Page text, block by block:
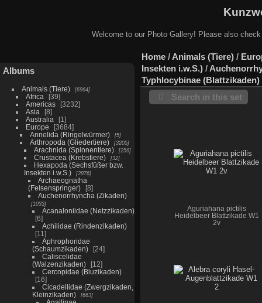
Welcome to our Photo Gallery! Please also
Albums
Animals (Tiere) 6964
Africa
39
Americas
3232
Asia
8
Australia
1
Europe
3684
Annelida (Ringelwürmer)
5
Arthropoda (Gliedertiere) 3205
Arachnida (Spinnentiere) 256
Crustacea (Krebstiere) 32
Hexapoda (Sechsfüßer bzw.
Insekten i.w.S.)
2876
Archaeognatha
(Felsenspringer)
8
Auchenorrhyncha (Zikaden)
1033
Acanaloniidae (Netzzikaden)
6
Achilidae (Rindenzikaden)
11
Aphrophoridae
(Schaumzikaden)
24
Caliscelidae
(Walzenzikaden)
12
Cercopidae (Bluzikaden)
16
Cicadellidae (Zwergzikaden,
Kleinzikaden)
663
Home / Animals (Tiere) /
Insekten i.w.S.) /
Typhlocybinae (Blattzikaden)
Search in this set
Aguriahana pictilis
Heidelbeer Blattzikade W1
2v